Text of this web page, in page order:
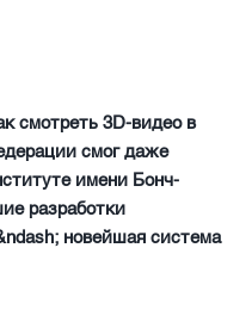
смотреть 3D-видео в
смог даже
имени Бонч-
разработки
новейшая система